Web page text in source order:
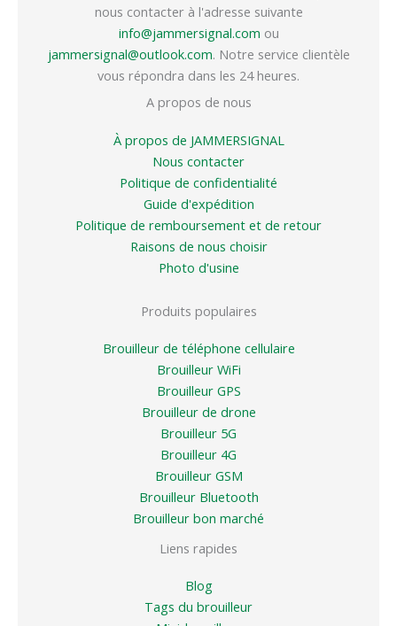
nous contacter à l'adresse suivante
info@jammersignal.com ou
jammersignal@outlook.com. Notre service clientèle
vous répondra dans les 24 heures.
A propos de nous
À propos de JAMMERSIGNAL
Nous contacter
Politique de confidentialité
Guide d'expédition
Politique de remboursement et de retour
Raisons de nous choisir
Photo d'usine
Produits populaires
Brouilleur de téléphone cellulaire
Brouilleur WiFi
Brouilleur GPS
Brouilleur de drone
Brouilleur 5G
Brouilleur 4G
Brouilleur GSM
Brouilleur Bluetooth
Brouilleur bon marché
Liens rapides
Blog
Tags du brouilleur